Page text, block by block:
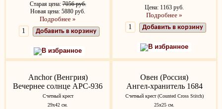
Старая цена:7056 руб.
Новая цена: 5880 руб.
Подробнее »
Добавить в корзину
В избранное
Цена: 1163 руб.
Подробнее »
Добавить в корзину
В избранное
Anchor (Венгрия)
Вечернее солнце APC-936
Счетный крест
29x42 см.
Овен (Россия)
Ангел-хранитель 1684
Счетный крест (Counted Cross Stitch)
25х25 см.